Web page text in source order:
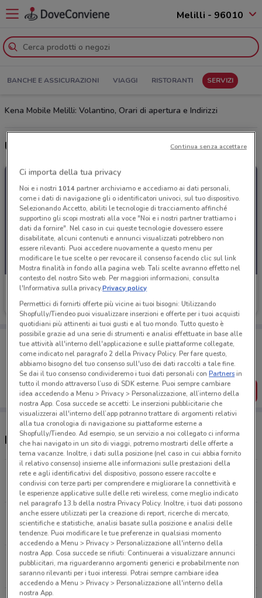
Melilli - 96010
BANCHE E ASSICURAZIONI VIAGGI RISTORANTI SERVIZI
Kena Mobile Melilli: Volantino, Orari di apertura e Indirizzi
Ultime offerte del volantino Kena Mobile
Kena Mobile
Scade il 02/09
Porta DoveConviene sempre con te!
Puoi trovare le migliori offerte dei negozi vicino a te,
salvarle e creare la tua lista del risparmio, comodamente
dal tuo cellulare.
SCARICA L’APP
Negozi Kena Mobile a Melilli
VIA RUGGERO SETTIMO 1 Melilli
129 m
PIAZZA UMBERTO I 15 Melilli
407 m
VIALE ANNUNZIATA 31 Priolo Gargallo
5.5 km
Ci importa della tua privacy
Noi e i nostri 1014partner archiviamo e accediamo ai dati personali,
come i dati di navigazione gli o identificatori univoci, sul tuo dispositivo.
Selezionando Accetto, abiliti le tecnologie di tracciamento affinché
supportino gli scopi mostrati alla voce "Noi e i nostri partner trattiamo i
dati da fornire". Nel caso in cui queste tecnologie dovessero essere
disabilitate, alcuni contenuti e annunci visualizzati potrebbero non
essere rilevanti. Puoi accedere nuovamente a questo menu per
modificare le tue scelte o per revocare il consenso facendo clic sul link
Mostra finalità in fondo alla pagina web. Tali scelte avranno effetto nel
contesto del nostro Sito web. Per maggiori informazioni, consulta
l'Informativa sulla privacy.Privacy policy
Permettici di fornirti offerte più vicine ai tuoi bisogni: Utilizzando
Shopfully/Tiendeo puoi visualizzare inserzioni e offerte per i tuoi acquisti
quotidiani più attinenti ai tuoi gusti e al tuo mondo. Tutto questo è
possibile grazie ad una serie di strumenti e analisi effettuate in base alle
tue attività all'interno dell'applicazione e sulle piattaforme collegate,
come indicato nel paragrafo 2 della Privacy Policy. Per fare questo,
abbiamo bisogno del tuo consenso sull'uso dei dati raccolti a tale fine.
Se dai il tuo consenso condivideremo i tuoi dati personali conPartnersin
tutto il mondo attraverso l’uso di SDK esterne. Puoi sempre cambiare
idea accedendo a Menu > Privacy > Personalizzazione, all’interno della
nostra App. Cosa succede se accetti: Le inserzioni pubblicitarie che
visualizzerai all'interno dell’app potranno trattare di argomenti relativi
alla tua cronologia di navigazione su piattaforme esterne a
Shopfully/Tiendeo. Ad esempio, se un servizio a noi collegato ci informa
che hai navigato in un sito di viaggi, potremo mostrarti delle offerte a
tema vacanze. Inoltre, i dati sulla posizione (nel caso in cui abbia fornito
il relativo consenso) insieme alle informazioni sulle prestazioni della
rete e agli identificativi del dispositivo, possono essere raccolte e
condivisi con terze parti per comprendere e migliorare la connettività e
le esperienze applicative sulle delle reti wireless, come meglio indicato
nel paragrafo 13.b della nostra Privacy Policy. Inoltre, i tuoi dati possono
anche essere utilizzati per la creazione di report, ricerche di mercato,
scientifiche e statistiche, analisi basate sulla posizione e analisi delle
tendenze. Puoi modificare le tue preferenze in qualsiasi momento
accedendo a Menu > Privacy > Personalizzazione all'interno della
nostra App. Cosa succede se rifiuti: Continuerai a visualizzare annunci
pubblicitari, ma riguarderanno argomenti generici e probabilmente non
saranno rilevanti per i tuoi interessi. Potrai sempre cambiare idea
accedendo a Menu > Privacy > Personalizzazione all'interno della
nostra App.
Continua senza accettare